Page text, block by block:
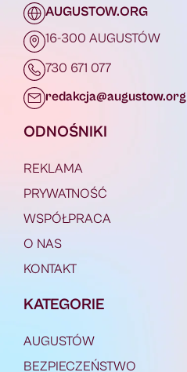
AUGUSTOW.ORG
16-300 AUGUSTÓW
730 671 077
redakcja@augustow.org
ODNOŚNIKI
REKLAMA
PRYWATNOŚĆ
WSPÓŁPRACA
O NAS
KONTAKT
KATEGORIE
AUGUSTÓW
BEZPIECZEŃSTWO